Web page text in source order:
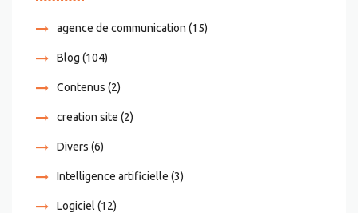
agence de communication (15)
Blog (104)
Contenus (2)
creation site (2)
Divers (6)
Intelligence artificielle (3)
Logiciel (12)